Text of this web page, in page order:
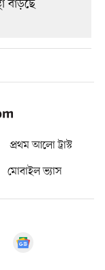
প্রথম আলো ট্রাস্ট
মোবাইল ভ্যাস